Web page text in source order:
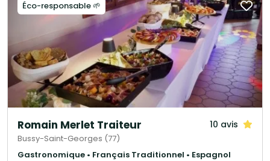
Éco-responsable 🌱
Romain Merlet Traiteur 10 avis
Bussy-Saint-Georges (77)
Gastronomique • Français Traditionnel • Espagnol